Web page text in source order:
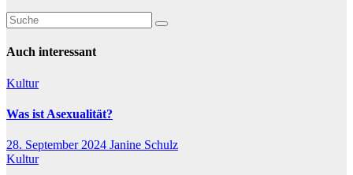
Auch interessant
Kultur
Was ist Asexualität?
28. September 2024 Janine Schulz
Kultur